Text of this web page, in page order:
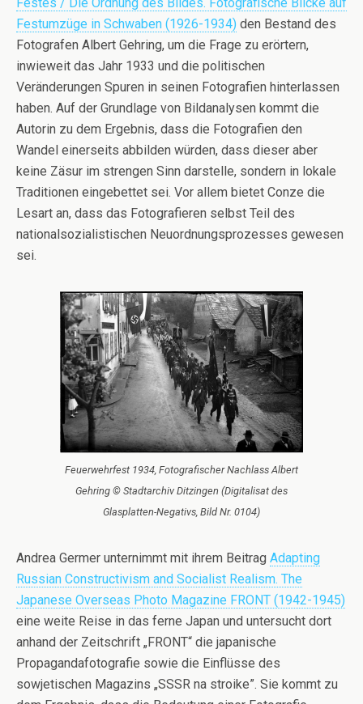
Festes / Die Ordnung des Bildes. Fotografische Blicke auf
Festumzüge in Schwaben (1926-1934) den Bestand des
Fotografen Albert Gehring, um die Frage zu erörtern,
inwieweit das Jahr 1933 und die politischen
Veränderungen Spuren in seinen Fotografien hinterlassen
haben. Auf der Grundlage von Bildanalysen kommt die
Autorin zu dem Ergebnis, dass die Fotografien den
Wandel einerseits abbilden würden, dass dieser aber
keine Zäsur im strengen Sinn darstelle, sondern in lokale
Traditionen eingebettet sei. Vor allem bietet Conze die
Lesart an, dass das Fotografieren selbst Teil des
nationalsozialistischen Neuordnungsprozesses gewesen
sei.
Feuerwehrfest 1934, Fotografischer Nachlass Albert
Gehring © Stadtarchiv Ditzingen (Digitalisat des
Glasplatten-Negativs, Bild Nr. 0104)
Andrea Germer unternimmt mit ihrem Beitrag Adapting
Russian Constructivism and Socialist Realism. The
Japanese Overseas Photo Magazine FRONT (1942-1945)
eine weite Reise in das ferne Japan und untersucht dort
anhand der Zeitschrift „FRONT“ die japanische
Propagandafotografie sowie die Einflüsse des
sowjetischen Magazins „SSSR na stroike”. Sie kommt zu